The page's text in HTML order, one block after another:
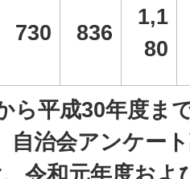
730 836
1,1
80
ら平成30年度ま
自治会アンケー
令和元年度およ